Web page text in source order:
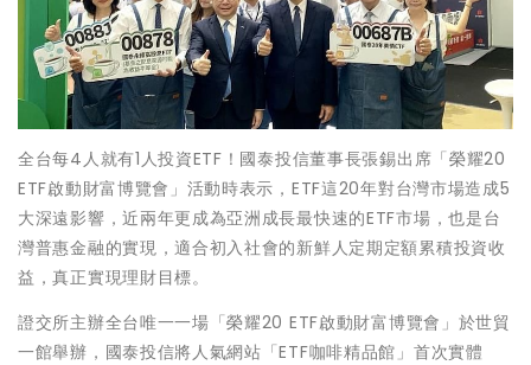
全台每4人就有1人投資ETF！國泰投信董事長張錫出席「榮耀20
ETF啟動財富博覽會」活動時表示，ETF這20年對台灣市場造成5
大深遠影響，近兩年更成為亞洲成長最快速的ETF市場，也是台
灣普惠金融的實現，適合初入社會的新鮮人定期定額累積投資收
益，真正實現理財目標。
證交所主辦全台唯一一場「榮耀20 ETF啟動財富博覽會」於世貿
一館舉辦，國泰投信將人氣網站「ETF咖啡精品館」首次實體